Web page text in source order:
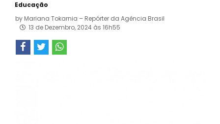
Educação
by Mariana Tokarnia – Repórter da Agência Brasil
13 de Dezembro, 2024 às 16h55